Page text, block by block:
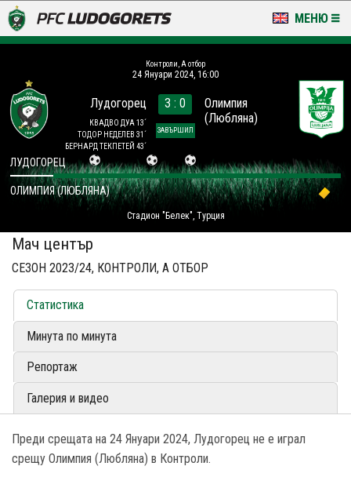
МЕНЮ
LUDOGORETS TV
НА ТЕРЕНА
СТАДИОН & БАЗИ
КЛУБ
ЗА ФЕНОВЕ
Контроли, А отбор
24 Януари 2024, 16:00
Лудогорец
КВАДВО ДУА 13´
ТОДОР НЕДЕЛЕВ 31´
БЕРНАРД ТЕКПЕТЕЙ 43´
3 : 0
ЗАВЪРШИЛ
Олимпия
(Любляна)
Стадион "Белек", Турция
ЛУДОГОРЕЦ
ОЛИМПИЯ (ЛЮБЛЯНА)
Мач център
СЕЗОН 2023/24, КОНТРОЛИ, А ОТБОР
Статистика
Минута по минута
Репортаж
Галерия и видео
Преди срещата на 24 Януари 2024, Лудогорец не е играл
срещу Олимпия (Любляна) в Контроли.